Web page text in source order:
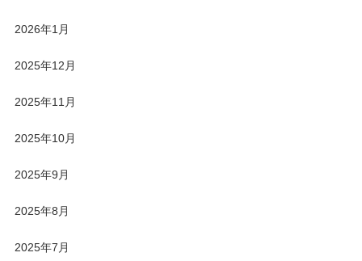
2026年1月
2025年12月
2025年11月
2025年10月
2025年9月
2025年8月
2025年7月